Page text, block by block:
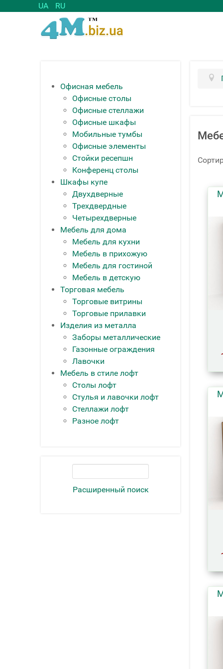
UA RU
Офисная мебель
Офисные столы
Офисные стеллажи
Офисные шкафы
Мобильные тумбы
Офисные элементы
Стойки ресепшн
Конференц столы
Шкафы купе
Двухдверные
Трехдвердные
Четырехдверные
Мебель для дома
Мебель для кухни
Мебель в прихожую
Мебель для гостиной
Мебель в детскую
Торговая мебель
Торговые витрины
Торговые прилавки
Изделия из металла
Заборы металлические
Газонные ограждения
Лавочки
Мебель в стиле лофт
Столы лофт
Стулья и лавочки лофт
Стеллажи лофт
Разное лофт
Расширенный поиск